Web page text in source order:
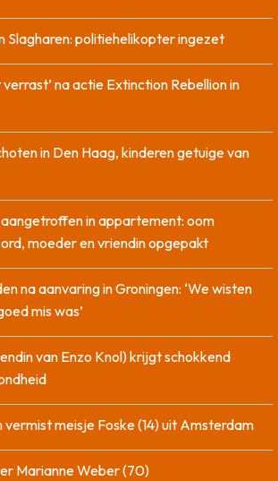
Slagharen: politiehelikopter ingezet
na actie Extinction Rebellion in
in Den Haag, kinderen getuige van
in appartement: oom
moeder en vriendin opgepakt
na aanvaring in Groningen: ‘We wisten
mis was’
van Enzo Knol) krijgt schokkend
meisje Foske (14) uit Amsterdam
Marianne Weber (70)